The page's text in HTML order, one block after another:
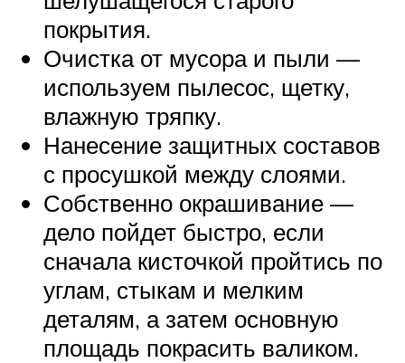
покрытия.
Очистка от мусора и пыли —
используем пылесос, щетку,
влажную тряпку.
Нанесение защитных составов
с просушкой между слоями.
Собственно окрашивание —
дело пойдет быстро, если
сначала кисточкой пройтись по
углам, стыкам и мелким
деталям, а затем основную
площадь покрасить валиком.